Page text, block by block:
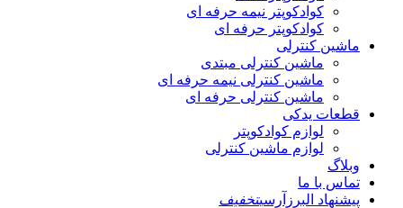
کوادکوپتر نیمه حرفه ای
کوادکوپتر حرفه ای
ماشین کنترلی
ماشین کنترلی مبتدی
ماشین کنترلی نیمه حرفه ای
ماشین کنترلی حرفه ای
قطعات یدکی
لوازم کوادکوپتر
لوازم ماشین کنترلی
وبلاگ
تماس با ما
پیشنهاد البرزآرسیتخفیف